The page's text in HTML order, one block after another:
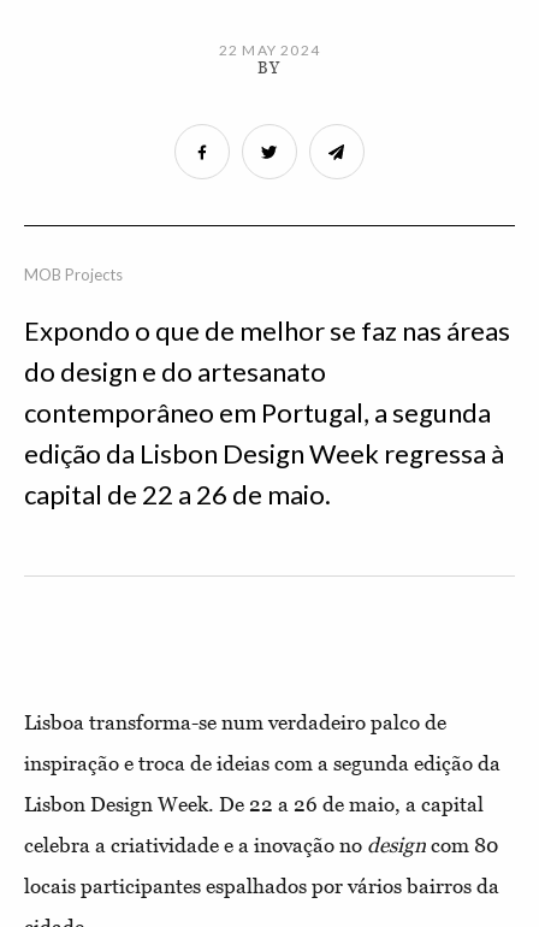
22 MAY 2024
BY
MOB Projects
Expondo o que de melhor se faz nas áreas
do design e do artesanato
contemporâneo em Portugal, a segunda
edição da Lisbon Design Week regressa à
capital de 22 a 26 de maio.
Lisboa transforma-se num verdadeiro palco de
inspiração e troca de ideias com a segunda edição da
Lisbon Design Week. De 22 a 26 de maio, a capital
celebra a criatividade e a inovação no design com 80
locais participantes espalhados por vários bairros da